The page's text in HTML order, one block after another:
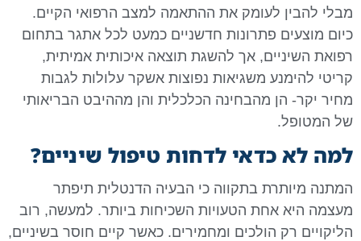
מבלי להבין לעומק את ההתאמה למצב הרפואי הקיים.
כיום מוצעים פתרונות חדשניים כמעט לכל אתגר בתחום
רפואת השיניים, אך להשגת תוצאה איכותית אמיתית,
קריטי להימנע משגיאות נפוצות אשקר עלולות לגבות
מחיר יקר- הן מהבחינה הכלכלית והן מההיבט הבריאותי
של המטופל.
למה לא כדאי לדחות טיפול שיניים?
המתנה מיותרת בתקווה כי הבעיה הדנטלית תיפתר
מעצמה היא אחת הטעויות השכיחות ביותר. למעשה, רוב
הליקויים רק הולכים ומחמירים. כאשר קיים חוסר בשיניים,